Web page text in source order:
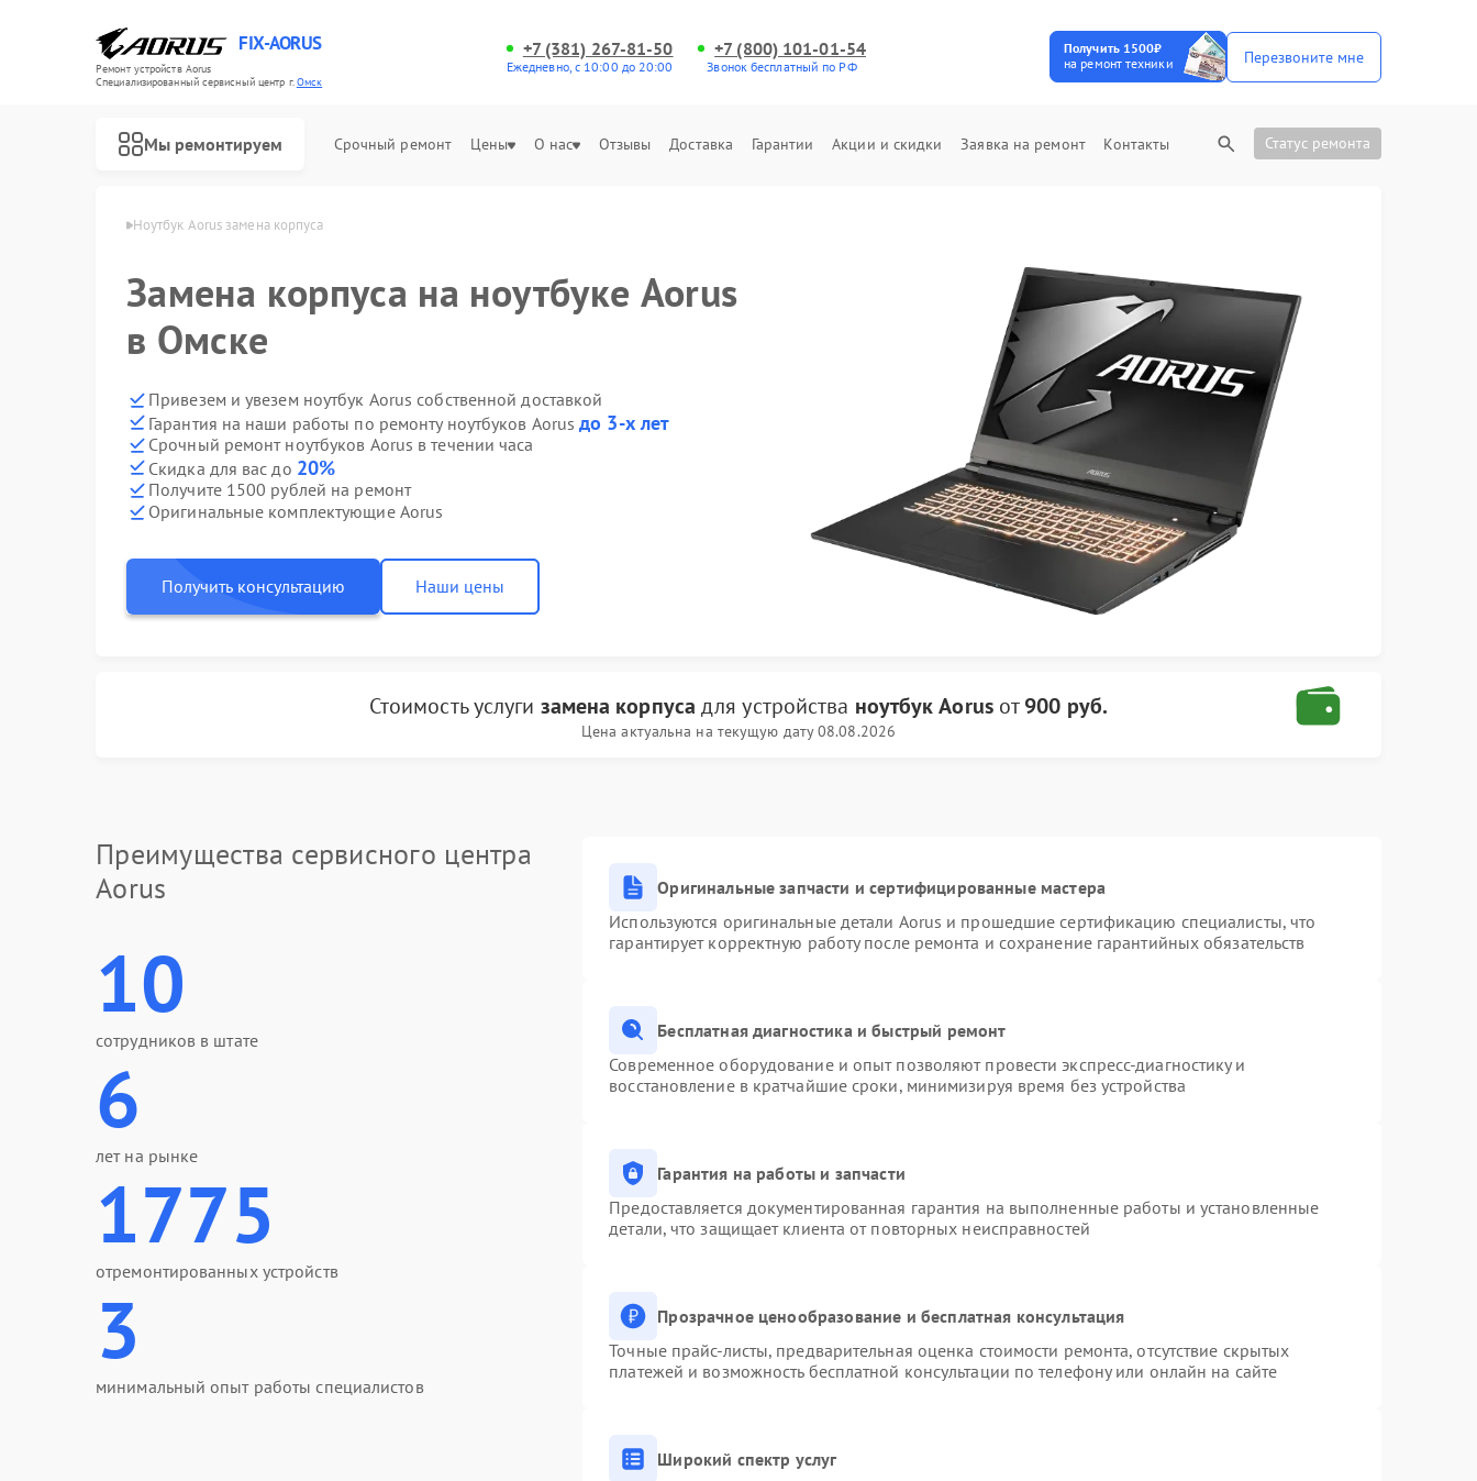
FIX-AORUS
Ремонт устройств Aorus
Специализированный cервисный центр г.Омск
+7 (381) 267-81-50
Ежедневно, с 10:00 до 20:00
+7 (800) 101-01-54
Звонок бесплатный по РФ
Получить 1500₽
на ремонт техники
Перезвоните мне
Мы ремонтируем Срочный ремонт Цены О нас Отзывы Доставка Гарантии Акции и скидки Заявка на ремонт Контакты Статус ремонта
Ноутбук Aorus замена корпуса
Замена корпуса на ноутбуке Aorus
в Омске
Привезем и увезем ноутбук Aorus собственной доставкой
Гарантия на наши работы по ремонту ноутбуков Aorusдо 3-х лет
Срочный ремонт ноутбуков Aorus в течении часа
Скидка для вас до 20%
Получите 1500 рублей на ремонт
Оригинальные комплектующие Aorus
Получить консультацию Наши цены
Стоимость услуги замена корпуса для устройства ноутбук Aorusот900 руб.
Цена актуальна на текущую дату 08.08.2026
Преимущества сервисного центра
Aorus
10
сотрудников в штате
6
лет на рынке
1775
отремонтированных устройств
3
минимальный опыт работы специалистов
Оригинальные запчасти и сертифицированные мастера
Используются оригинальные детали Aorus и прошедшие сертификацию специалисты, что
гарантирует корректную работу после ремонта и сохранение гарантийных обязательств
Бесплатная диагностика и быстрый ремонт
Современное оборудование и опыт позволяют провести экспресс-диагностику и
восстановление в кратчайшие сроки, минимизируя время без устройства
Гарантия на работы и запчасти
Предоставляется документированная гарантия на выполненные работы и установленные
детали, что защищает клиента от повторных неисправностей
Прозрачное ценообразование и бесплатная консультация
Точные прайс-листы, предварительная оценка стоимости ремонта, отсутствие скрытых
платежей и возможность бесплатной консультации по телефону или онлайн на сайте
Широкий спектр услуг